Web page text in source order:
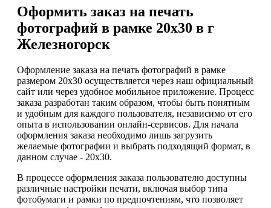
Оформить заказ на печать
фотографий в рамке 20х30 в г
Железногорск
Оформление заказа на печать фотографий в рамке
размером 20х30 осуществляется через наш официальный
сайт или через удобное мобильное приложение. Процесс
заказа разработан таким образом, чтобы быть понятным
и удобным для каждого пользователя, независимо от его
опыта в использовании онлайн-сервисов. Для начала
оформления заказа необходимо лишь загрузить
желаемые фотографии и выбрать подходящий формат, в
данном случае - 20х30.
В процессе оформления заказа пользователю доступны
различные настройки печати, включая выбор типа
фотобумаги и рамки по предпочтениям, что позволяет